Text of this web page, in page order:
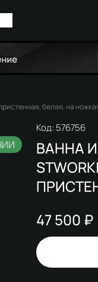
белая, на
Код: 576756
ВАННА
47 500 ₽